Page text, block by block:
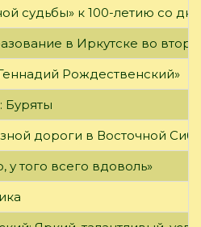
судьбы» к 100-летию со
в Иркутске во
Рождественский»
Буряты
дороги в Восточной
у того всего вдоволь»